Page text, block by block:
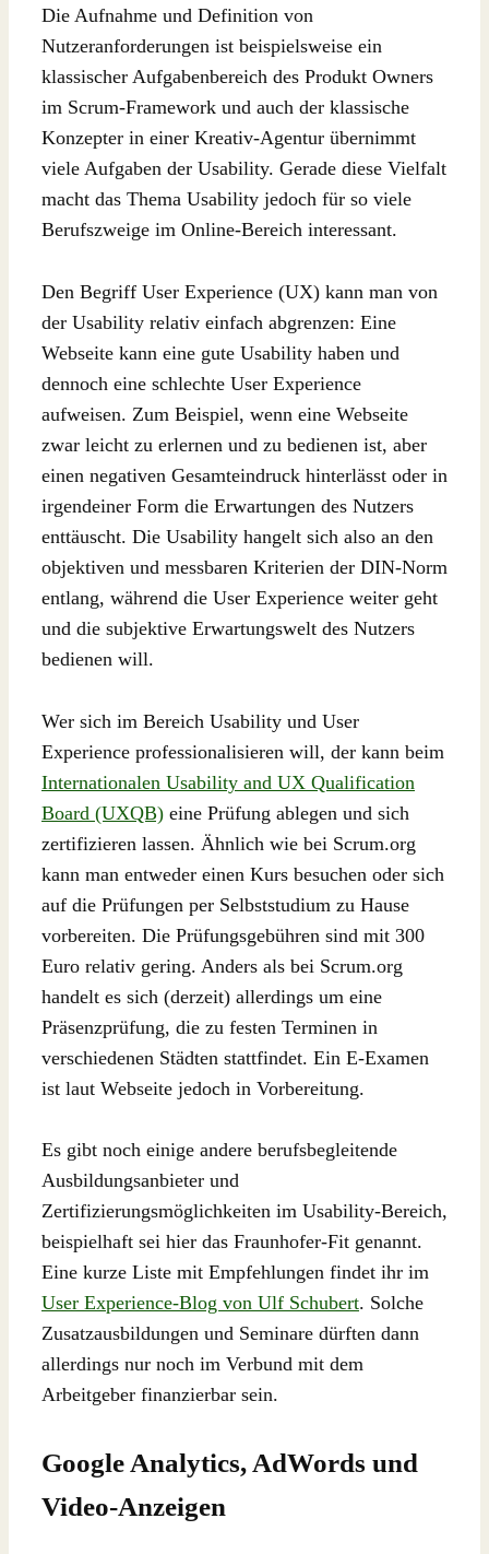
Die Aufnahme und Definition von
Nutzeranforderungen ist beispielsweise ein
klassischer Aufgabenbereich des Produkt Owners
im Scrum-Framework und auch der klassische
Konzepter in einer Kreativ-Agentur übernimmt
viele Aufgaben der Usability. Gerade diese Vielfalt
macht das Thema Usability jedoch für so viele
Berufszweige im Online-Bereich interessant.
Den Begriff User Experience (UX) kann man von
der Usability relativ einfach abgrenzen: Eine
Webseite kann eine gute Usability haben und
dennoch eine schlechte User Experience
aufweisen. Zum Beispiel, wenn eine Webseite
zwar leicht zu erlernen und zu bedienen ist, aber
einen negativen Gesamteindruck hinterlässt oder in
irgendeiner Form die Erwartungen des Nutzers
enttäuscht. Die Usability hangelt sich also an den
objektiven und messbaren Kriterien der DIN-Norm
entlang, während die User Experience weiter geht
und die subjektive Erwartungswelt des Nutzers
bedienen will.
Wer sich im Bereich Usability und User
Experience professionalisieren will, der kann beim
Internationalen Usability and UX Qualification
Board (UXQB) eine Prüfung ablegen und sich
zertifizieren lassen. Ähnlich wie bei Scrum.org
kann man entweder einen Kurs besuchen oder sich
auf die Prüfungen per Selbststudium zu Hause
vorbereiten. Die Prüfungsgebühren sind mit 300
Euro relativ gering. Anders als bei Scrum.org
handelt es sich (derzeit) allerdings um eine
Präsenzprüfung, die zu festen Terminen in
verschiedenen Städten stattfindet. Ein E-Examen
ist laut Webseite jedoch in Vorbereitung.
Es gibt noch einige andere berufsbegleitende
Ausbildungsanbieter und
Zertifizierungsmöglichkeiten im Usability-Bereich,
beispielhaft sei hier das Fraunhofer-Fit genannt.
Eine kurze Liste mit Empfehlungen findet ihr im
User Experience-Blog von Ulf Schubert. Solche
Zusatzausbildungen und Seminare dürften dann
allerdings nur noch im Verbund mit dem
Arbeitgeber finanzierbar sein.
Google Analytics, AdWords und
Video-Anzeigen